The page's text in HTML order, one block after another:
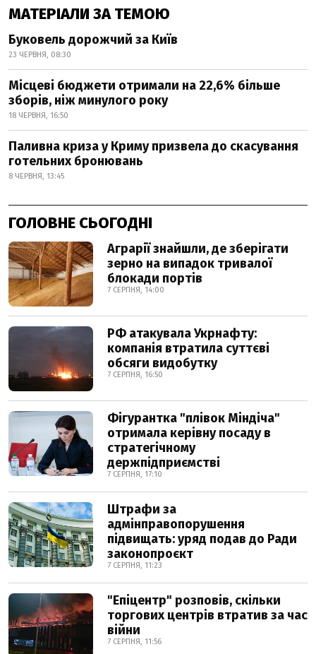
МАТЕРІАЛИ ЗА ТЕМОЮ
Буковель дорожчий за Київ
23 ЧЕРВНЯ, 08:30
Місцеві бюджети отримали на 22,6% більше
зборів, ніж минулого року
18 ЧЕРВНЯ, 16:50
Паливна криза у Криму призвела до скасування
готельних бронювань
8 ЧЕРВНЯ, 13:45
ГОЛОВНЕ СЬОГОДНІ
Аграрії знайшли, де зберігати
зерно на випадок тривалої
блокади портів
7 СЕРПНЯ, 14:00
РФ атакувала Укрнафту:
компанія втратила суттєві
обсяги видобутку
7 СЕРПНЯ, 16:50
Фігурантка "плівок Міндіча"
отримала керівну посаду в
стратегічному
держпідприємстві
7 СЕРПНЯ, 17:10
Штрафи за
адмінправопорушення
підвищать: уряд подав до Ради
законопроєкт
7 СЕРПНЯ, 11:23
"Епіцентр" розповів, скільки
торгових центрів втратив за час
війни
7 СЕРПНЯ, 11:56